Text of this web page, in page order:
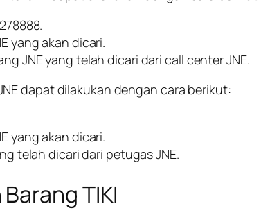
yang akan dicari.
JNE yang telah dicari dari call center JNE.
dapat dilakukan dengan cara berikut:
yang akan dicari.
telah dicari dari petugas JNE.
TIKI